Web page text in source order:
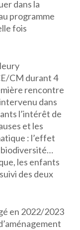
dans la
programme
fois
CM durant 4
rencontre
dans
l’intérêt de
et les
: l’effet
biodiversité…
les enfants
des deux
en 2022/2023